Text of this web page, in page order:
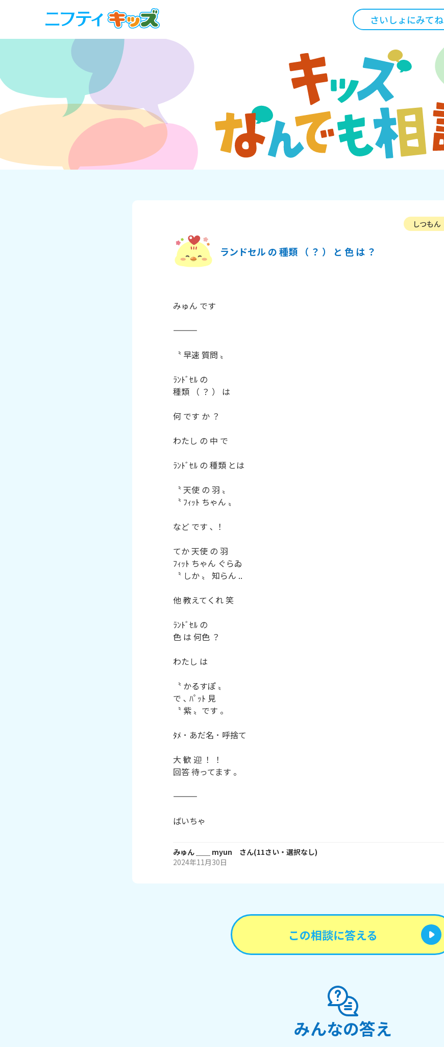
さいしょにみてね
しつもん
ランドセル の 種類 （ ？ ） と 色 は ？
みゅん です
〝 早速 質問 〟
ﾗﾝﾄﾞｾﾙ の
種類 （ ？ ） は
何 です か ？
わたし の 中 で
ﾗﾝﾄﾞｾﾙ の 種類 とは
〝 天使 の 羽 〟
〝 ﾌｨｯﾄ ちゃん 〟
など です ､ ！
てか 天使 の 羽
ﾌｨｯﾄ ちゃん ぐらゐ
〝 しか 〟 知らん ..
他 教えてくれ 笑
ﾗﾝﾄﾞｾﾙ の
色 は 何色 ？
わたし は
〝 かるすぽ 〟
で ､ ﾊﾟｯﾄ 見
〝 紫 〟です 。
ﾀﾒ ･ あだ名 ･ 呼捨て
大 歓 迎 ！ ！
回答 待ってます 。
ばいちゃ
みゅん ＿＿ myun さん(11さい・ 選択なし)
2024年11月30日
この相談に答える
みんなの答え